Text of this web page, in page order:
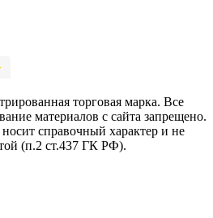
торговая марка. Все
материалов с сайта запрещено.
справочный характер и не
(п.2 ст.437 ГК РФ).